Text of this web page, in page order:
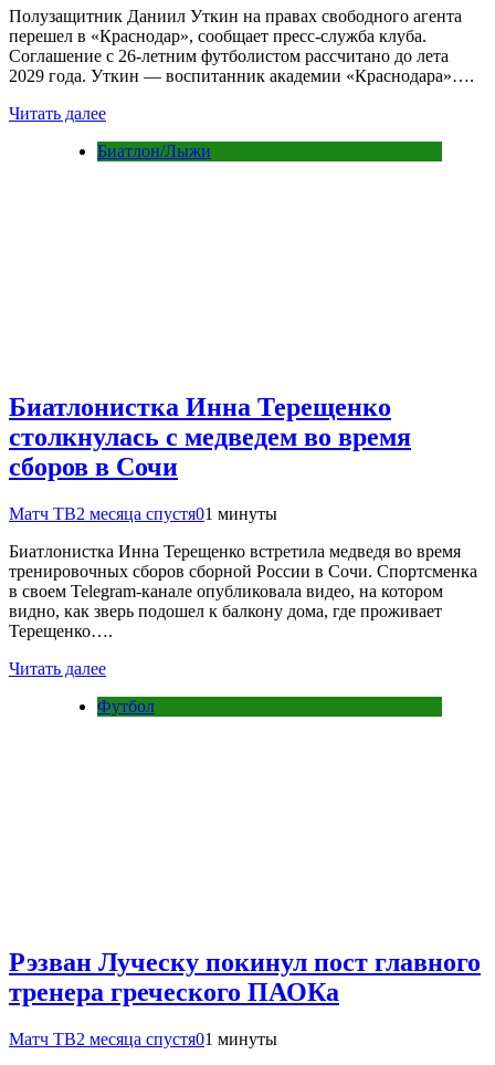
Полузащитник Даниил Уткин на правах свободного агента
перешел в «Краснодар», сообщает пресс‑служба клуба.
Соглашение с 26‑летним футболистом рассчитано до лета
2029 года. Уткин — воспитанник академии «Краснодара»….
Читать далее
Биатлон/Лыжи
Биатлонистка Инна Терещенко
столкнулась с медведем во время
сборов в Сочи
Матч ТВ2 месяца спустя01 минуты
Биатлонистка Инна Терещенко встретила медведя во время
тренировочных сборов сборной России в Сочи. Спортсменка
в своем Telegram‑канале опубликовала видео, на котором
видно, как зверь подошел к балкону дома, где проживает
Терещенко….
Читать далее
Футбол
Рэзван Луческу покинул пост главного
тренера греческого ПАОКа
Матч ТВ2 месяца спустя01 минуты